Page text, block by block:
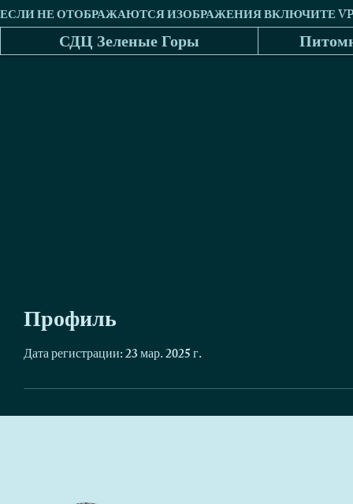
СДЦ Зеленые Горы
Профиль
Дата регистрации: 23 мар. 2025 г.
Посты